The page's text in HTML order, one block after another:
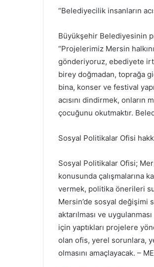
“Belediyecilik insanların
Büyükşehir Belediyesinin
“Projelerimiz Mersin
gönderiyoruz, ebediyete
birey doğmadan, toprağa
bina, konser ve festival
acısını dindirmek, onların
çocuğunu okutmaktır.
Sosyal Politikalar Ofisi
Sosyal Politikalar Ofisi;
konusunda çalışmalarına
vermek, politika önerileri
Mersin’de sosyal
aktarılması ve
için yaptıkları projelere
olan ofis, yerel sorunlara,
olmasını amaçlayacak. –